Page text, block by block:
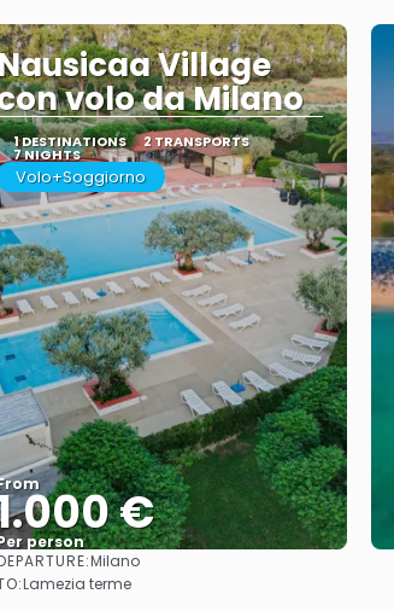
Village
volo da Milano
1 DESTINATIONS 2 TRANSPORTS
7 NIGHTS
Volo+Soggiorno
€
person
Milano
Lamezia terme